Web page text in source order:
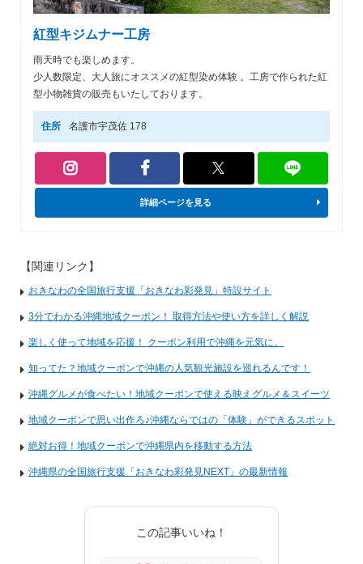
紅型キジムナー工房
雨天時でも楽しめます。
少人数限定、大人旅にオススメの紅型染め体験 。工房で作られた紅
型小物雑貨の販売もいたしております。
住所 名護市宇茂佐 178
詳細ページを見る
【関連リンク】
おきなわの全国旅行支援「おきなわ彩発見」特設サイト
3分でわかる沖縄地域クーポン！ 取得方法や使い方を詳しく解説
楽しく使って地域を応援！ クーポン利用で沖縄を元気に。
知ってた？地域クーポンで沖縄の人気観光施設を巡れるんです！
沖縄グルメが食べたい！地域クーポンで使える映えグルメ＆スイーツ
地域クーポンで思い出作ろ♪沖縄ならではの「体験」ができるスポット
絶対お得！地域クーポンで沖縄県内を移動する方法
沖縄県の全国旅行支援「おきなわ彩発見NEXT」の最新情報
この記事いいね！